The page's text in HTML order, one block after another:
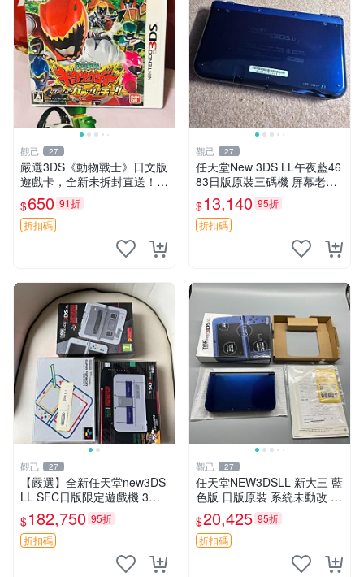
觀己 27
嚴選3DS《動物戰士》日文版
遊戲卡，全新未拆封直送！圖
示商品真實呈現 3ds 動物戰
隊 日本游戲 卡帶
$650 91折
折扣碼
觀己 27
任天堂New 3DS LL午夜藍46
83日版原裝三碼機 屏幕老化
反光 劃痕瑕疪如圖 各項功能
完好 正規渠道嚴選品 遊戲機
日式限定 便攜遊戲機
$13,140 95折
折扣碼
觀己 27
【嚴選】全新任天堂new3DS
LL SFC日版限定遊戲機 3臺
未開箱收藏 優質電玩 【推
薦】任天堂new3DSXL 超級
任天堂歐版限定遊戲機 獨家
$182,750 95折
折扣碼
觀己 27
任天堂NEW3DSLL 新大三 藍
色版 日版原裝 系統未動改 功
能齊全 成色佳 整機無損 屏幕
清晰 自帶觸控筆 採用自定義
99新 3D顯示順暢 攝影功能
$20,425 95折
折扣碼